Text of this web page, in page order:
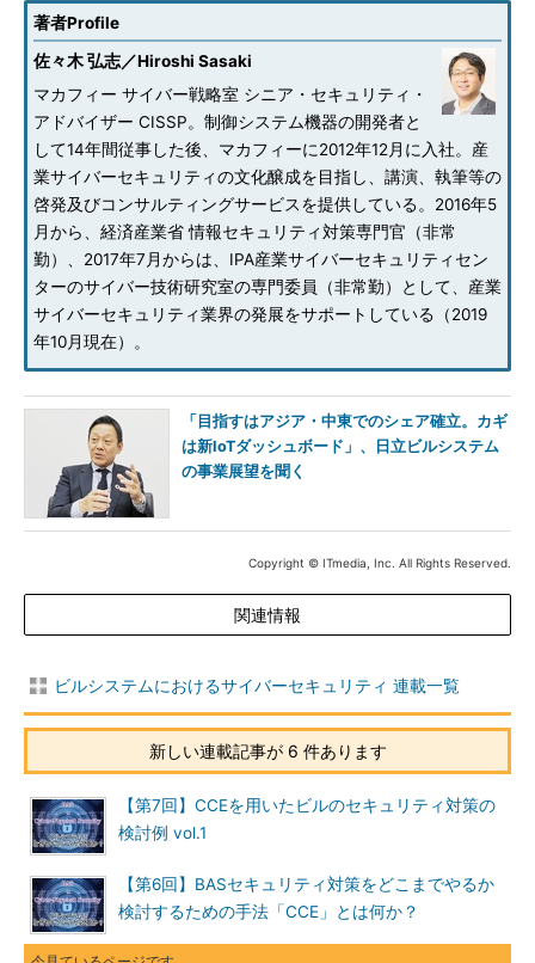
著者Profile
佐々木 弘志／Hiroshi Sasaki
マカフィー サイバー戦略室 シニア・セキュリティ・
アドバイザー CISSP。制御システム機器の開発者と
して14年間従事した後、マカフィーに2012年12月に入社。産
業サイバーセキュリティの文化醸成を目指し、講演、執筆等の
啓発及びコンサルティングサービスを提供している。2016年5
月から、経済産業省 情報セキュリティ対策専門官（非常
勤）、2017年7月からは、IPA産業サイバーセキュリティセン
ターのサイバー技術研究室の専門委員（非常勤）として、産業
サイバーセキュリティ業界の発展をサポートしている（2019
年10月現在）。
「目指すはアジア・中東でのシェア確立。カギ
は新IoTダッシュボード」、日立ビルシステム
の事業展望を聞く
Copyright © ITmedia, Inc. All Rights Reserved.
関連情報
ビルシステムにおけるサイバーセキュリティ 連載一覧
新しい連載記事が 6 件あります
【第7回】CCEを用いたビルのセキュリティ対策の
検討例 vol.1
【第6回】BASセキュリティ対策をどこまでやるか
検討するための手法「CCE」とは何か？